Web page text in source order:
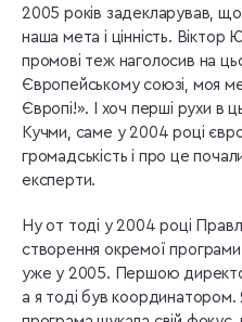
2005 років задекларував,
наша мета і цінність. Віктор
промові теж наголосив на
Європейському союзі, моя
Європі!». І хоч перші рухи в
Кучми, саме у 2004 році
громадськість і про це
експерти.
Ну от тоді у 2004 році
створення окремої
уже у 2005. Першою
а я тоді був координатором.